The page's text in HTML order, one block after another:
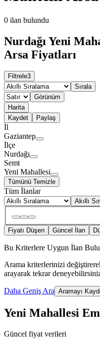
0 ilan bulundu
Nurdağı Yeni
Arsa Fiyatları
Filtrele3
Sırala
Görünüm
Harita
Kaydet
Paylaş
İl
Gaziantep
İlçe
Nurdağı
Semt
Yeni Mahallesi
Tümünü Temizle
Tüm İlanlar
Akıllı
Fiyatı Düşen Güncel İlan
Bu Kriterlere Uygun İlan
Arama kriterlerinizi
arayarak tekrar
Daha Geniş Ara Aramayı
Yeni Mahallesi
Güncel fiyat verileri